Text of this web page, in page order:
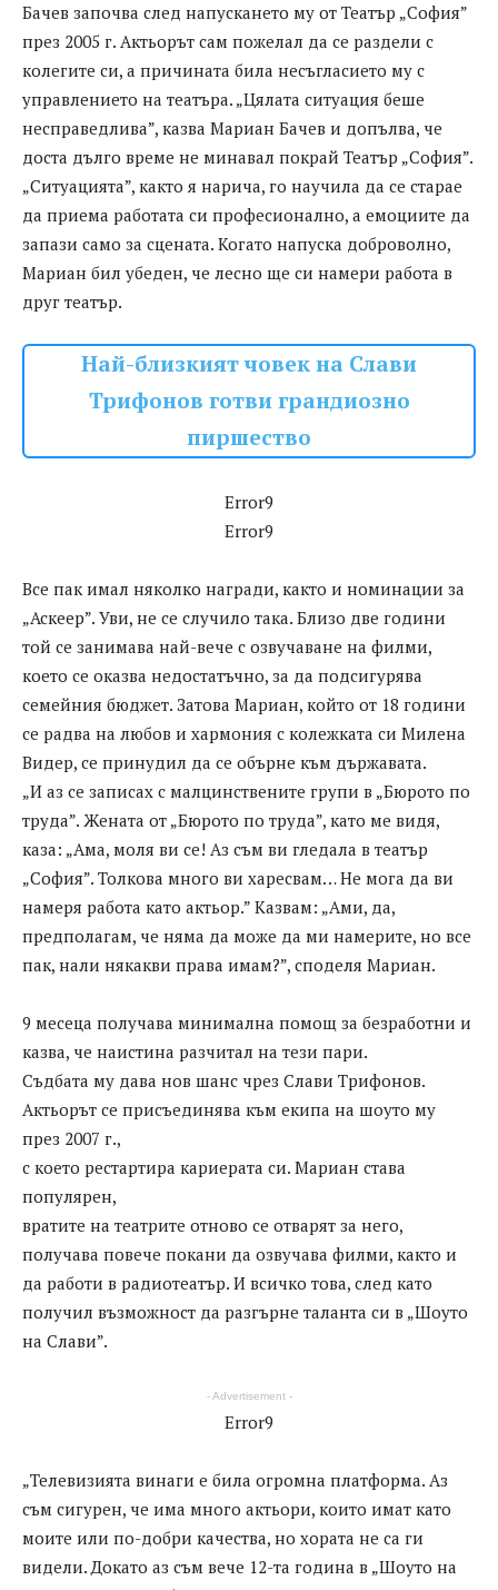
Бачев започва след напускането му от Театър „София”
през 2005 г. Актьорът сам пожелал да се раздели с
колегите си, а причината била несъгласието му с
управлението на театъра. „Цялата ситуация беше
несправедлива”, казва Мариан Бачев и допълва, че
доста дълго време не минавал покрай Театър „София”.
„Ситуацията”, както я нарича, го научила да се старае
да приема работата си професионално, а емоциите да
запази само за сцената. Когато напуска доброволно,
Мариан бил убеден, че лесно ще си намери работа в
друг театър.
Най-близкият човек на Слави
Трифонов готви грандиозно
пиршество
Error9
Error9
Все пак имал няколко награди, както и номинации за
„Аскеер”. Уви, не се случило така. Близо две години
той се занимава най-вече с озвучаване на филми,
което се оказва недостатъчно, за да подсигурява
семейния бюджет. Затова Мариан, който от 18 години
се радва на любов и хармония с колежката си Милена
Видер, се принудил да се обърне към държавата.
„И аз се записах с малцинствените групи в „Бюрото по
труда”. Жената от „Бюрото по труда”, като ме видя,
каза: „Ама, моля ви се! Аз съм ви гледала в театър
„София”. Толкова много ви харесвам… Не мога да ви
намеря работа като актьор.” Казвам: „Ами, да,
предполагам, че няма да може да ми намерите, но все
пак, нали някакви права имам?”, споделя Мариан.
9 месеца получава минимална помощ за безработни и
казва, че наистина разчитал на тези пари.
Съдбата му дава нов шанс чрез Слави Трифонов.
Актьорът се присъединява към екипа на шоуто му
през 2007 г.,
с което рестартира кариерата си. Мариан става
популярен,
вратите на театрите отново се отварят за него,
получава повече покани да озвучава филми, както и
да работи в радиотеатър. И всичко това, след като
получил възможност да разгърне таланта си в „Шоуто
на Слави”.
- Advertisement -
Error9
„Телевизията винаги е била огромна платформа. Аз
съм сигурен, че има много актьори, които имат като
моите или по-добри качества, но хората не са ги
видели. Докато аз съм вече 12-та година в „Шоуто на